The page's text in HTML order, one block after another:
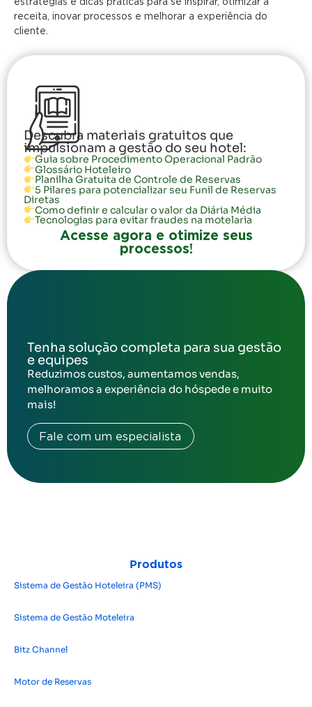
receita, inovar processos e melhorar a experiência do
cliente.
Descubra materiais gratuitos que
impulsionam a gestão do seu hotel:
Guia sobre Procedimento Operacional Padrão
Glossário Hoteleiro
Planilha Gratuita de Controle de Reservas
5 Pilares para potencializar seu Funil de Reservas
Diretas
Como definir e calcular o valor da Diária Média
Tecnologias para evitar fraudes na motelaria
Acesse agora e otimize seus
processos!
Tenha solução completa para sua gestão
e equipes
Reduzimos custos, aumentamos vendas,
melhoramos a experiência do hóspede e muito
mais!
Fale com um especialista
Produtos
Sistema de Gestão Hoteleira (PMS)
Sistema de Gestão Moteleira
Bitz Channel
Motor de Reservas